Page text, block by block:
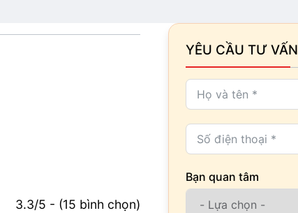
3.3/5 - (15 bình chọn)
YÊU CẦU TƯ VẤN
Bạn quan tâm